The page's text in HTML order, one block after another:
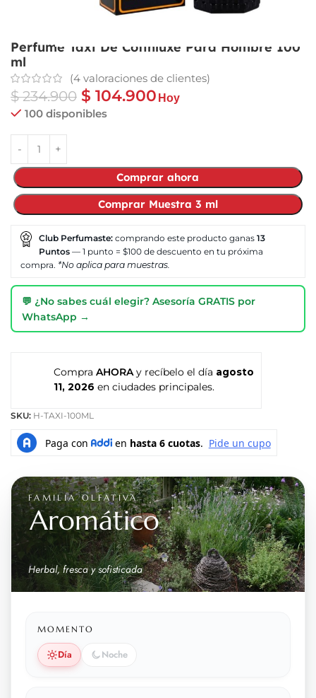
Perfume Taxi De Cofinluxe Para Hombre 100
ml
(4 valoraciones de clientes)
$234.900 $ 104.900 Hoy
100 disponibles
Comprar ahora
Comprar Muestra 3 ml
Club Perfumaste: comprando este producto ganas 13
Puntos — 1 punto = $100 de descuento en tu próxima
compra. *No aplica para muestras.
💬 ¿No sabes cuál elegir? Asesoría GRATIS por
WhatsApp →
Compra AHORA y recíbelo el día agosto
11, 2026 en ciudades principales.
SKU: H-TAXI-100ML
FAMILIA OLFATIVA
Aromático
Herbal, fresca y sofisticada
MOMENTO
Día Noche